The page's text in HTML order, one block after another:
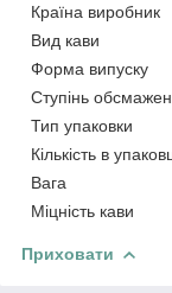
Країна виробник
Вид кави
Форма випуску
Ступінь
Тип упаковки
Кількість в
Вага
Міцність кави
Приховати